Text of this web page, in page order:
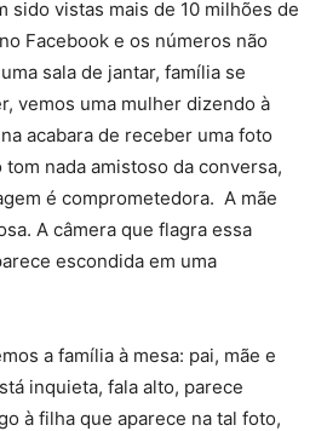
sido vistas mais de 10 milhões de
Facebook e os números não
sala de jantar, família se
vemos uma mulher dizendo à
acabara de receber uma foto
nada amistoso da conversa,
é comprometedora. A mãe
A câmera que flagra essa
escondida em uma
a família à mesa: pai, mãe e
inquieta, fala alto, parece
à filha que aparece na tal foto,